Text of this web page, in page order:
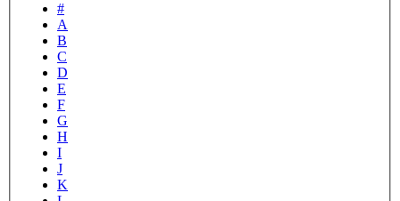
#
A
B
C
D
E
F
G
H
I
J
K